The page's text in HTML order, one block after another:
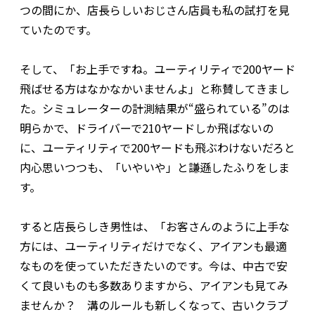
つの間にか、店長らしいおじさん店員も私の試打を見
ていたのです。
そして、「お上手ですね。ユーティリティで200ヤード
飛ばせる方はなかなかいませんよ」と称賛してきまし
た。シミュレーターの計測結果が“盛られている”のは
明らかで、ドライバーで210ヤードしか飛ばないの
に、ユーティリティで200ヤードも飛ぶわけないだろと
内心思いつつも、「いやいや」と謙遜したふりをしま
す。
すると店長らしき男性は、「お客さんのように上手な
方には、ユーティリティだけでなく、アイアンも最適
なものを使っていただきたいのです。今は、中古で安
くて良いものも多数ありますから、アイアンも見てみ
ませんか？ 溝のルールも新しくなって、古いクラブ